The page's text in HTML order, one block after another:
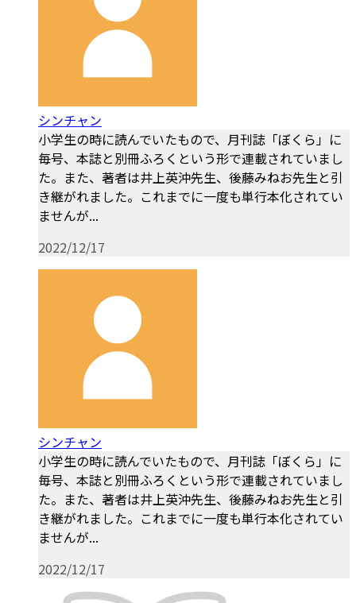
シンチャン
小学生の時に読んでいたもので、月刊誌「ぼくら」に
毎号、本誌と別冊ふろくという形で連載されていまし
た。また、著者は井上英沖先生、後藤みねお先生と引
き継がれました。これまでに一度も単行本化されてい
ませんが...
2022/12/17
シンチャン
小学生の時に読んでいたもので、月刊誌「ぼくら」に
毎号、本誌と別冊ふろくという形で連載されていまし
た。また、著者は井上英沖先生、後藤みねお先生と引
き継がれました。これまでに一度も単行本化されてい
ませんが...
2022/12/17